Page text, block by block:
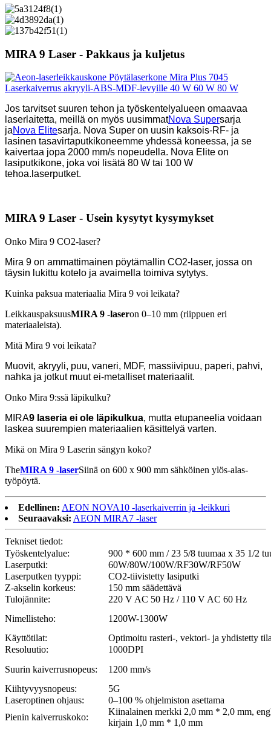
MIRA 9 Laser - Pakkaus ja kuljetus
Jos tarvitset suuren tehon ja työskentelyalueen omaavaa
laserlaitetta, meillä on myös uusimmatNova Supersarja
jaNova Elitesarja. Nova Super on uusin kaksois-RF- ja
lasinen tasavirtaputkikoneemme yhdessä koneessa, ja se
kaivertaa jopa 2000 mm/s nopeudella. Nova Elite on
lasiputkikone, joka voi lisätä 80 W tai 100 W
tehoa. laserputket.
MIRA 9 Laser - Usein kysytyt kysymykset
Onko Mira 9 CO2-laser?
Mira 9 on ammattimainen pöytämallin CO2-laser, jossa on
täysin lukittu kotelo ja avaimella toimiva sytytys.
Kuinka paksua materiaalia Mira 9 voi leikata?
LeikkauspaksuusMIRA 9 -laseron 0–10 mm (riippuen eri
materiaaleista).
Mitä Mira 9 voi leikata?
Muovit, akryyli, puu, vaneri, MDF, massiivipuu, paperi, pahvi,
nahka ja jotkut muut ei-metalliset materiaalit.
Onko Mira 9:ssä läpikulku?
MIRA9 laseria ei ole läpikulkua, mutta etupaneelia voidaan
laskea suurempien materiaalien käsittelyä varten.
Mikä on Mira 9 Laserin sängyn koko?
TheMIRA 9 -laserSiinä on 600 x 900 mm sähköinen ylös-alas-
työpöytä.
Edellinen: AEON NOVA10 -laserkaiverrin ja -leikkuri
Seuraavaksi: AEON MIRA7 -laser
Tekniset tiedot:
Työskentelyalue:
900 * 600 mm / 23 5/8 tuumaa x 35 1/2
Laserputki:
60W/80W/100W/RF30W/RF50W
Laserputken tyyppi:
CO2-tiivistetty lasiputki
Z-akselin korkeus:
150 mm säädettävä
Tulojännite:
220 V AC 50 Hz / 110 V AC 60 Hz
Nimellisteho:
1200W-1300W
Käyttötilat:
Optimoitu rasteri-, vektori- ja yhdistetty
Resoluutio:
1000DPI
Suurin kaiverrusnopeus:
1200 mm/s
Kiihtyvyysnopeus:
5G
Laseroptinen ohjaus:
0–100 % ohjelmiston asettama
Pienin kaiverruskoko:
Kiinalainen merkki 2,0 mm * 2,0 mm,
kirjain 1,0 mm * 1,0 mm